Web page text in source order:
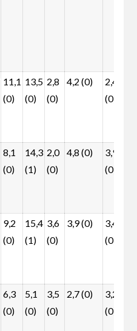
11,1
(0)
13,5
(0)
2,8
(0)
4,2 (0)
2,4
(0)
8,1
(0)
14,3
(1)
2,0
(0)
4,8 (0)
3,9
(0)
9,2
(0)
15,4
(1)
3,6
(0)
3,9 (0)
3,4
(0)
6,3
(0)
5,1
(0)
3,5
(0)
2,7 (0)
3,2
(0)